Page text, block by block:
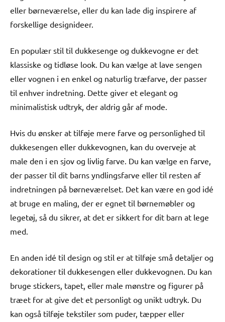
eller børneværelse, eller du kan lade dig inspirere af
forskellige designideer.
En populær stil til dukkesenge og dukkevogne er det
klassiske og tidløse look. Du kan vælge at lave sengen
eller vognen i en enkel og naturlig træfarve, der passer
til enhver indretning. Dette giver et elegant og
minimalistisk udtryk, der aldrig går af mode.
Hvis du ønsker at tilføje mere farve og personlighed til
dukkesengen eller dukkevognen, kan du overveje at
male den i en sjov og livlig farve. Du kan vælge en farve,
der passer til dit barns yndlingsfarve eller til resten af
indretningen på børneværelset. Det kan være en god idé
at bruge en maling, der er egnet til børnemøbler og
legetøj, så du sikrer, at det er sikkert for dit barn at lege
med.
En anden idé til design og stil er at tilføje små detaljer og
dekorationer til dukkesengen eller dukkevognen. Du kan
bruge stickers, tapet, eller male mønstre og figurer på
træet for at give det et personligt og unikt udtryk. Du
kan også tilføje tekstiler som puder, tæpper eller